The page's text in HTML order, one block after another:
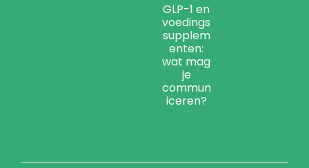
GLP-1 en
voedings
supplem
enten:
wat mag
je
commun
iceren?